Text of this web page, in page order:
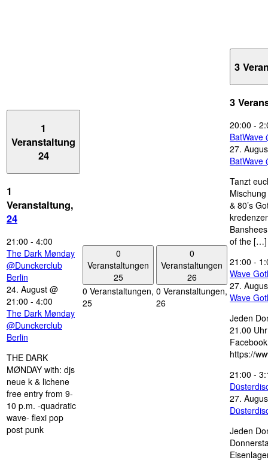
1
Veranstaltung
24
1
Veranstaltung,
24
21:00 - 4:00
The Dark Mønday
@Dunckerclub
Berlin
24. August @
21:00 - 4:00
The Dark Mønday
@Dunckerclub
Berlin
THE DARK
MØNDAY with: djs
neue k & lichene
free entry from 9-
10 p.m. -quadratic
wave- flexi pop
post punk
0
Veranstaltungen
25
0 Veranstaltungen,
25
0
Veranstaltungen
26
0 Veranstaltungen,
26
3
3
20:00 -
BatWave
27.
BatWave
Tanzt
& 80’s
of the […]
21:00 -
Wave
27.
Wave
Jeden
21.00
https://
21:00 -
27.
Jeden